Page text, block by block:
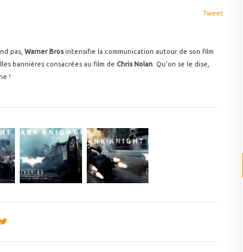
Tweet
pas, Warner Brosintensifie la communication autour de son film
bannières consacrées au film de Chris Nolan . Qu'on se le dise,
!